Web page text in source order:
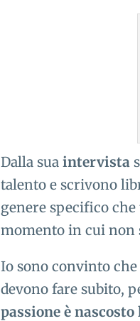
Dalla sua intervista
talento e scrivono
genere specifico
momento in cui non
Io sono convinto
devono fare subito,
passione è